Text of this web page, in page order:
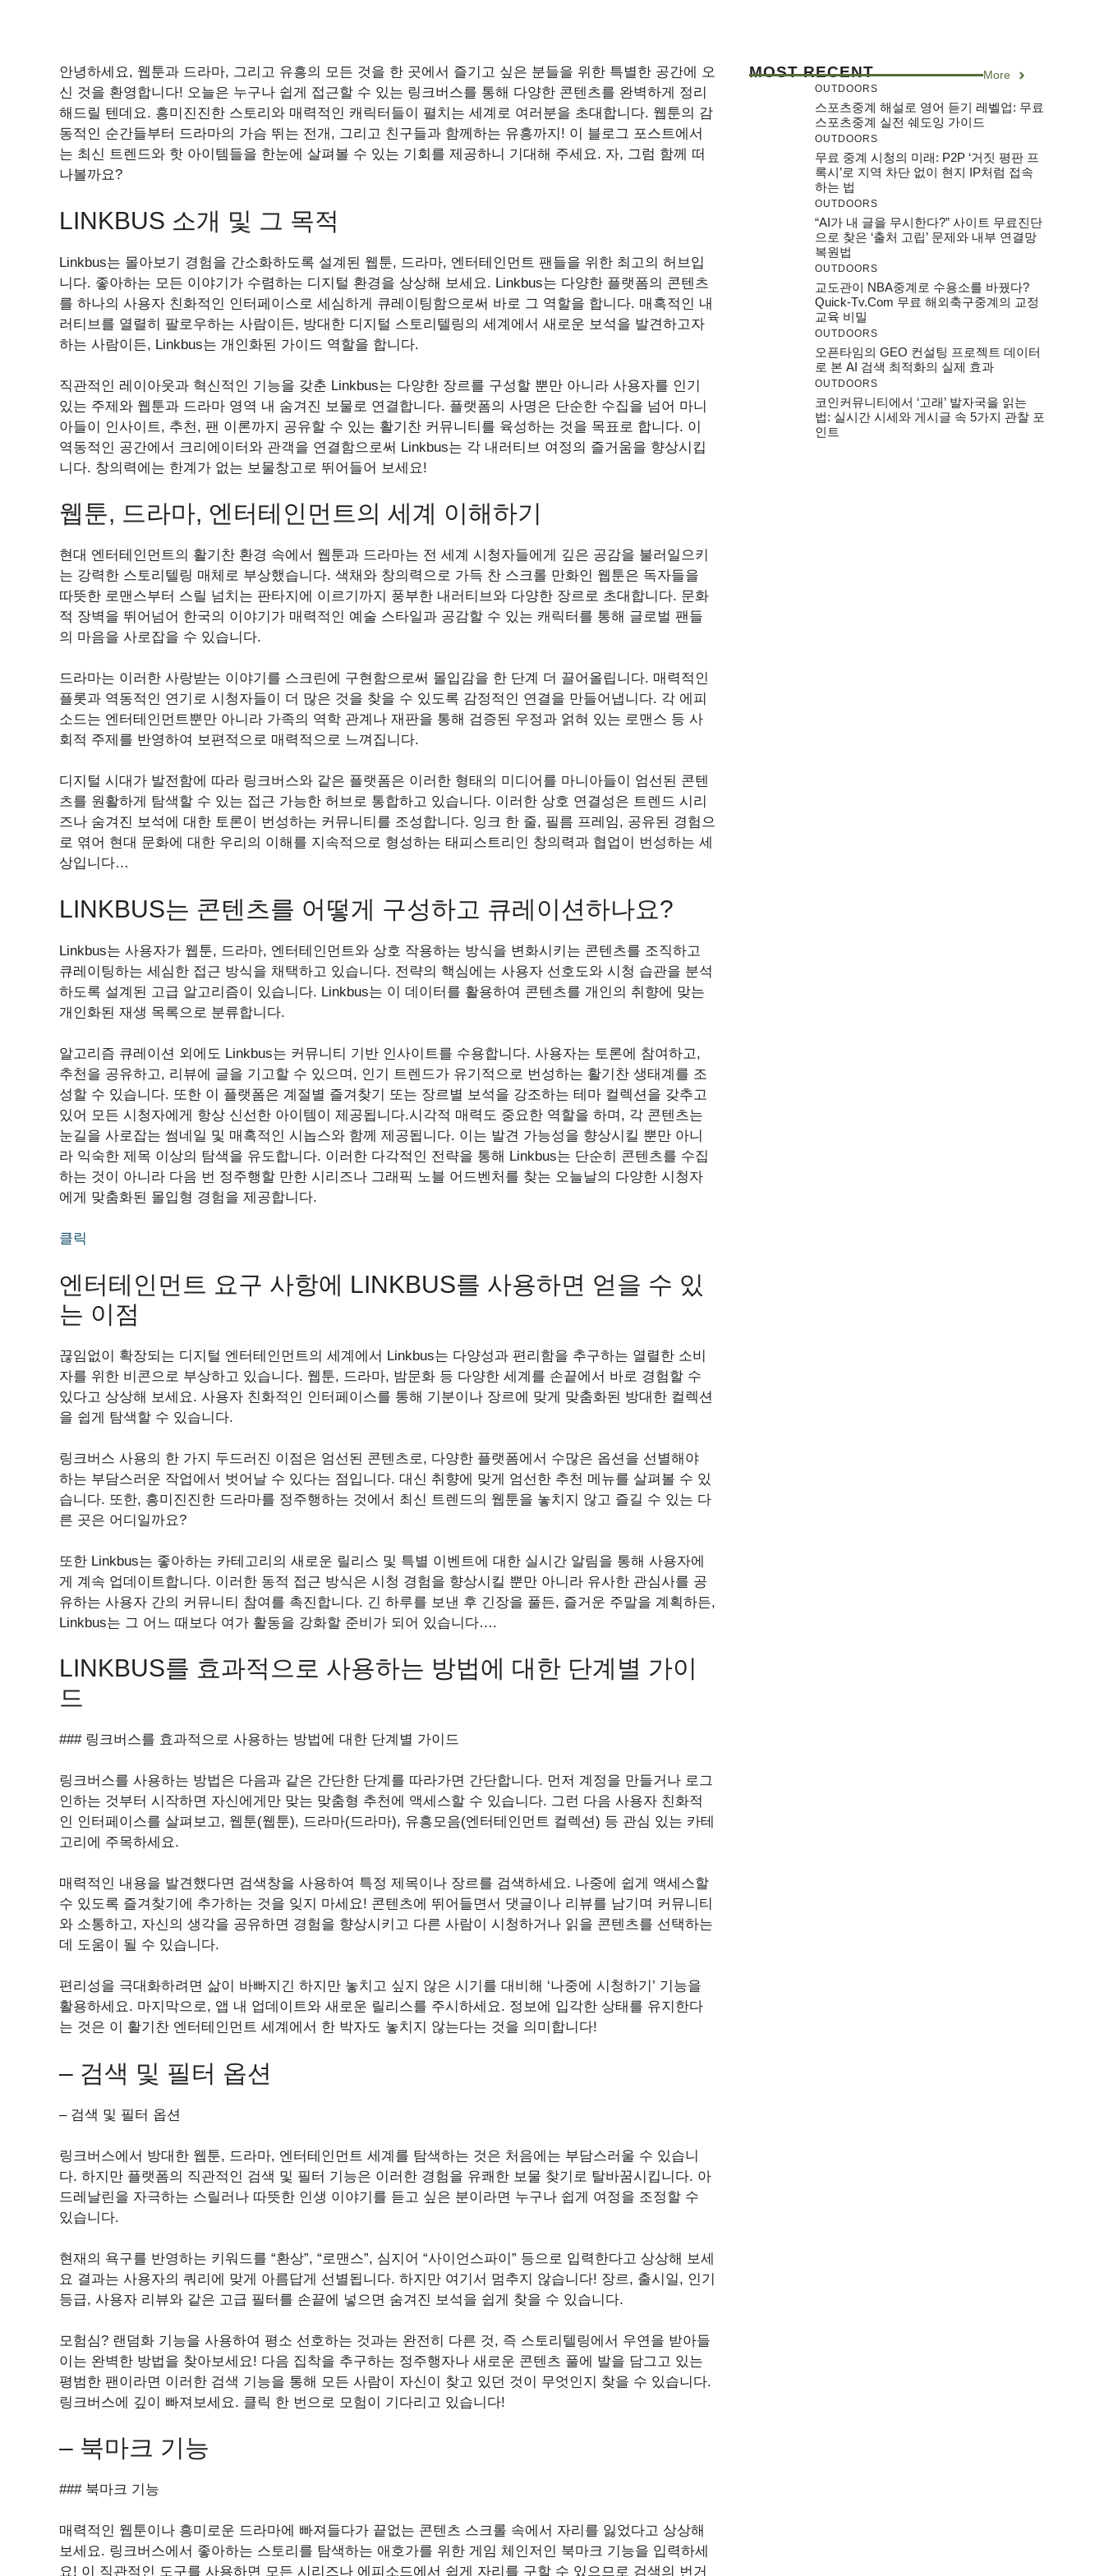
안녕하세요, 웹툰과 드라마, 그리고 유흥의 모든 것을 한 곳에서 즐기고 싶은 분들을 위한 특별한 공간에 오
신 것을 환영합니다! 오늘은 누구나 쉽게 접근할 수 있는 링크버스를 통해 다양한 콘텐츠를 완벽하게 정리
해드릴 텐데요. 흥미진진한 스토리와 매력적인 캐릭터들이 펼치는 세계로 여러분을 초대합니다. 웹툰의 감
동적인 순간들부터 드라마의 가슴 뛰는 전개, 그리고 친구들과 함께하는 유흥까지! 이 블로그 포스트에서
는 최신 트렌드와 핫 아이템들을 한눈에 살펴볼 수 있는 기회를 제공하니 기대해 주세요. 자, 그럼 함께 떠
나볼까요?
LINKBUS 소개 및 그 목적
Linkbus는 몰아보기 경험을 간소화하도록 설계된 웹툰, 드라마, 엔터테인먼트 팬들을 위한 최고의 허브입
니다. 좋아하는 모든 이야기가 수렴하는 디지털 환경을 상상해 보세요. Linkbus는 다양한 플랫폼의 콘텐츠
를 하나의 사용자 친화적인 인터페이스로 세심하게 큐레이팅함으로써 바로 그 역할을 합니다. 매혹적인 내
러티브를 열렬히 팔로우하는 사람이든, 방대한 디지털 스토리텔링의 세계에서 새로운 보석을 발견하고자
하는 사람이든, Linkbus는 개인화된 가이드 역할을 합니다.
직관적인 레이아웃과 혁신적인 기능을 갖춘 Linkbus는 다양한 장르를 구성할 뿐만 아니라 사용자를 인기
있는 주제와 웹툰과 드라마 영역 내 숨겨진 보물로 연결합니다. 플랫폼의 사명은 단순한 수집을 넘어 마니
아들이 인사이트, 추천, 팬 이론까지 공유할 수 있는 활기찬 커뮤니티를 육성하는 것을 목표로 합니다. 이
역동적인 공간에서 크리에이터와 관객을 연결함으로써 Linkbus는 각 내러티브 여정의 즐거움을 향상시킵
니다. 창의력에는 한계가 없는 보물창고로 뛰어들어 보세요!
웹툰, 드라마, 엔터테인먼트의 세계 이해하기
현대 엔터테인먼트의 활기찬 환경 속에서 웹툰과 드라마는 전 세계 시청자들에게 깊은 공감을 불러일으키
는 강력한 스토리텔링 매체로 부상했습니다. 색채와 창의력으로 가득 찬 스크롤 만화인 웹툰은 독자들을
따뜻한 로맨스부터 스릴 넘치는 판타지에 이르기까지 풍부한 내러티브와 다양한 장르로 초대합니다. 문화
적 장벽을 뛰어넘어 한국의 이야기가 매력적인 예술 스타일과 공감할 수 있는 캐릭터를 통해 글로벌 팬들
의 마음을 사로잡을 수 있습니다.
드라마는 이러한 사랑받는 이야기를 스크린에 구현함으로써 몰입감을 한 단계 더 끌어올립니다. 매력적인
플롯과 역동적인 연기로 시청자들이 더 많은 것을 찾을 수 있도록 감정적인 연결을 만들어냅니다. 각 에피
소드는 엔터테인먼트뿐만 아니라 가족의 역학 관계나 재판을 통해 검증된 우정과 얽혀 있는 로맨스 등 사
회적 주제를 반영하여 보편적으로 매력적으로 느껴집니다.
디지털 시대가 발전함에 따라 링크버스와 같은 플랫폼은 이러한 형태의 미디어를 마니아들이 엄선된 콘텐
츠를 원활하게 탐색할 수 있는 접근 가능한 허브로 통합하고 있습니다. 이러한 상호 연결성은 트렌드 시리
즈나 숨겨진 보석에 대한 토론이 번성하는 커뮤니티를 조성합니다. 잉크 한 줄, 필름 프레임, 공유된 경험으
로 엮어 현대 문화에 대한 우리의 이해를 지속적으로 형성하는 태피스트리인 창의력과 협업이 번성하는 세
상입니다…
LINKBUS는 콘텐츠를 어떻게 구성하고 큐레이션하나요?
Linkbus는 사용자가 웹툰, 드라마, 엔터테인먼트와 상호 작용하는 방식을 변화시키는 콘텐츠를 조직하고
큐레이팅하는 세심한 접근 방식을 채택하고 있습니다. 전략의 핵심에는 사용자 선호도와 시청 습관을 분석
하도록 설계된 고급 알고리즘이 있습니다. Linkbus는 이 데이터를 활용하여 콘텐츠를 개인의 취향에 맞는
개인화된 재생 목록으로 분류합니다.
알고리즘 큐레이션 외에도 Linkbus는 커뮤니티 기반 인사이트를 수용합니다. 사용자는 토론에 참여하고,
추천을 공유하고, 리뷰에 글을 기고할 수 있으며, 인기 트렌드가 유기적으로 번성하는 활기찬 생태계를 조
성할 수 있습니다. 또한 이 플랫폼은 계절별 즐겨찾기 또는 장르별 보석을 강조하는 테마 컬렉션을 갖추고
있어 모든 시청자에게 항상 신선한 아이템이 제공됩니다.시각적 매력도 중요한 역할을 하며, 각 콘텐츠는
눈길을 사로잡는 썸네일 및 매혹적인 시놉스와 함께 제공됩니다. 이는 발견 가능성을 향상시킬 뿐만 아니
라 익숙한 제목 이상의 탐색을 유도합니다. 이러한 다각적인 전략을 통해 Linkbus는 단순히 콘텐츠를 수집
하는 것이 아니라 다음 번 정주행할 만한 시리즈나 그래픽 노블 어드벤처를 찾는 오늘날의 다양한 시청자
에게 맞춤화된 몰입형 경험을 제공합니다.
클릭
엔터테인먼트 요구 사항에 LINKBUS를 사용하면 얻을 수 있
는 이점
끊임없이 확장되는 디지털 엔터테인먼트의 세계에서 Linkbus는 다양성과 편리함을 추구하는 열렬한 소비
자를 위한 비콘으로 부상하고 있습니다. 웹툰, 드라마, 밤문화 등 다양한 세계를 손끝에서 바로 경험할 수
있다고 상상해 보세요. 사용자 친화적인 인터페이스를 통해 기분이나 장르에 맞게 맞춤화된 방대한 컬렉션
을 쉽게 탐색할 수 있습니다.
링크버스 사용의 한 가지 두드러진 이점은 엄선된 콘텐츠로, 다양한 플랫폼에서 수많은 옵션을 선별해야
하는 부담스러운 작업에서 벗어날 수 있다는 점입니다. 대신 취향에 맞게 엄선한 추천 메뉴를 살펴볼 수 있
습니다. 또한, 흥미진진한 드라마를 정주행하는 것에서 최신 트렌드의 웹툰을 놓치지 않고 즐길 수 있는 다
른 곳은 어디일까요?
또한 Linkbus는 좋아하는 카테고리의 새로운 릴리스 및 특별 이벤트에 대한 실시간 알림을 통해 사용자에
게 계속 업데이트합니다. 이러한 동적 접근 방식은 시청 경험을 향상시킬 뿐만 아니라 유사한 관심사를 공
유하는 사용자 간의 커뮤니티 참여를 촉진합니다. 긴 하루를 보낸 후 긴장을 풀든, 즐거운 주말을 계획하든,
Linkbus는 그 어느 때보다 여가 활동을 강화할 준비가 되어 있습니다….
LINKBUS를 효과적으로 사용하는 방법에 대한 단계별 가이
드
### 링크버스를 효과적으로 사용하는 방법에 대한 단계별 가이드
링크버스를 사용하는 방법은 다음과 같은 간단한 단계를 따라가면 간단합니다. 먼저 계정을 만들거나 로그
인하는 것부터 시작하면 자신에게만 맞는 맞춤형 추천에 액세스할 수 있습니다. 그런 다음 사용자 친화적
인 인터페이스를 살펴보고, 웹툰(웹툰), 드라마(드라마), 유흥모음(엔터테인먼트 컬렉션) 등 관심 있는 카테
고리에 주목하세요.
매력적인 내용을 발견했다면 검색창을 사용하여 특정 제목이나 장르를 검색하세요. 나중에 쉽게 액세스할
수 있도록 즐겨찾기에 추가하는 것을 잊지 마세요! 콘텐츠에 뛰어들면서 댓글이나 리뷰를 남기며 커뮤니티
와 소통하고, 자신의 생각을 공유하면 경험을 향상시키고 다른 사람이 시청하거나 읽을 콘텐츠를 선택하는
데 도움이 될 수 있습니다.
편리성을 극대화하려면 삶이 바빠지긴 하지만 놓치고 싶지 않은 시기를 대비해 ‘나중에 시청하기’ 기능을
활용하세요. 마지막으로, 앱 내 업데이트와 새로운 릴리스를 주시하세요. 정보에 입각한 상태를 유지한다
는 것은 이 활기찬 엔터테인먼트 세계에서 한 박자도 놓치지 않는다는 것을 의미합니다!
– 검색 및 필터 옵션
– 검색 및 필터 옵션
링크버스에서 방대한 웹툰, 드라마, 엔터테인먼트 세계를 탐색하는 것은 처음에는 부담스러울 수 있습니
다. 하지만 플랫폼의 직관적인 검색 및 필터 기능은 이러한 경험을 유쾌한 보물 찾기로 탈바꿈시킵니다. 아
드레날린을 자극하는 스릴러나 따뜻한 인생 이야기를 듣고 싶은 분이라면 누구나 쉽게 여정을 조정할 수
있습니다.
현재의 욕구를 반영하는 키워드를 “환상”, “로맨스”, 심지어 “사이언스파이” 등으로 입력한다고 상상해 보세
요 결과는 사용자의 쿼리에 맞게 아름답게 선별됩니다. 하지만 여기서 멈추지 않습니다! 장르, 출시일, 인기
등급, 사용자 리뷰와 같은 고급 필터를 손끝에 넣으면 숨겨진 보석을 쉽게 찾을 수 있습니다.
모험심? 랜덤화 기능을 사용하여 평소 선호하는 것과는 완전히 다른 것, 즉 스토리텔링에서 우연을 받아들
이는 완벽한 방법을 찾아보세요! 다음 집착을 추구하는 정주행자나 새로운 콘텐츠 풀에 발을 담그고 있는
평범한 팬이라면 이러한 검색 기능을 통해 모든 사람이 자신이 찾고 있던 것이 무엇인지 찾을 수 있습니다.
링크버스에 깊이 빠져보세요. 클릭 한 번으로 모험이 기다리고 있습니다!
– 북마크 기능
### 북마크 기능
매력적인 웹툰이나 흥미로운 드라마에 빠져들다가 끝없는 콘텐츠 스크롤 속에서 자리를 잃었다고 상상해
보세요. 링크버스에서 좋아하는 스토리를 탐색하는 애호가를 위한 게임 체인저인 북마크 기능을 입력하세
요! 이 직관적인 도구를 사용하면 모든 시리즈나 에피소드에서 쉽게 자리를 구할 수 있으므로 검색의 번거
MOST RECENT More
OUTDOORS
스포츠중계 해설로 영어 듣기 레벨업: 무료
스포츠중계 실전 쉐도잉 가이드
OUTDOORS
무료 중계 시청의 미래: P2P ‘거짓 평판 프
록시’로 지역 차단 없이 현지 IP처럼 접속
하는 법
OUTDOORS
“AI가 내 글을 무시한다?” 사이트 무료진단
으로 찾은 ‘출처 고립’ 문제와 내부 연결망
복원법
OUTDOORS
교도관이 NBA중계로 수용소를 바꿨다?
Quick-Tv.com 무료 해외축구중계의 교정
교육 비밀
OUTDOORS
오픈타임의 GEO 컨설팅 프로젝트 데이터
로 본 AI 검색 최적화의 실제 효과
OUTDOORS
코인커뮤니티에서 ‘고래’ 발자국을 읽는
법: 실시간 시세와 게시글 속 5가지 관찰 포
인트